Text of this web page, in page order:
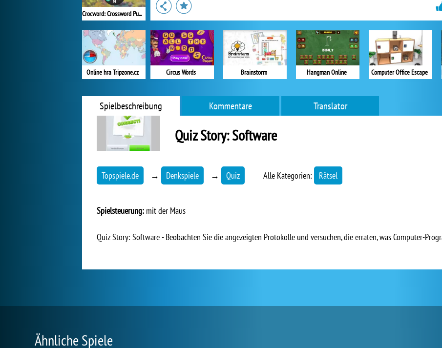
Crocword: Crossword Puzzle Game
Online hra Tripzone.cz Circus Words Brainstorm Hangman Online Computer Office Escape
Spielbeschreibung Kommentare Translator
Quiz Story: Software
Topspiele.de → Denkspiele → Quiz Alle Kategorien: Rätsel
Spielsteuerung: mit der Maus
Quiz Story: Software - Beobachten Sie die angezeigten Protokolle und versuchen, die erraten, was Computer-
Ähnliche Spiele